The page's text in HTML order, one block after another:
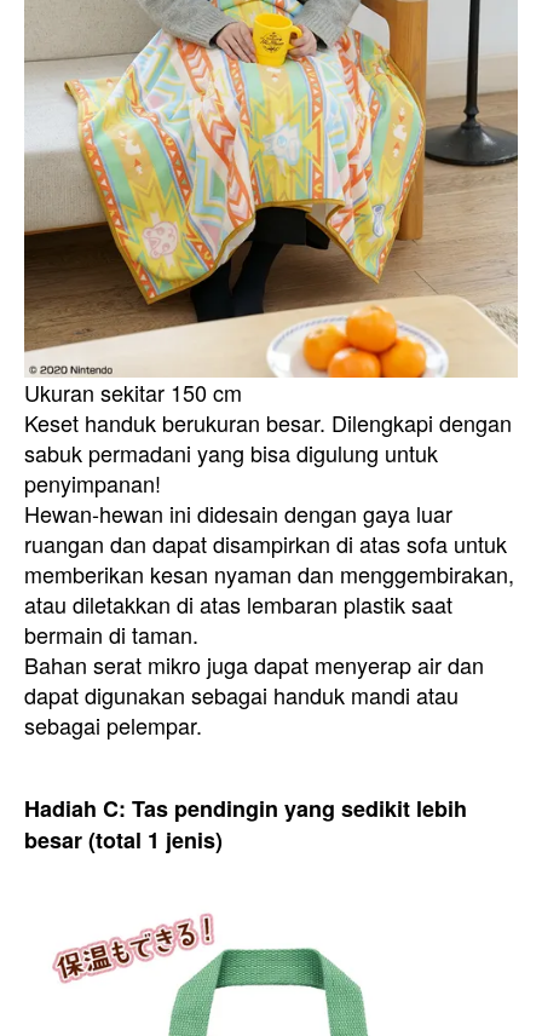
Ukuran sekitar 150 cm
Keset handuk berukuran besar. Dilengkapi dengan
sabuk permadani yang bisa digulung untuk
penyimpanan!
Hewan-hewan ini didesain dengan gaya luar
ruangan dan dapat disampirkan di atas sofa untuk
memberikan kesan nyaman dan menggembirakan,
atau diletakkan di atas lembaran plastik saat
bermain di taman.
Bahan serat mikro juga dapat menyerap air dan
dapat digunakan sebagai handuk mandi atau
sebagai pelempar.
Hadiah C: Tas pendingin yang sedikit lebih
besar (total 1 jenis)